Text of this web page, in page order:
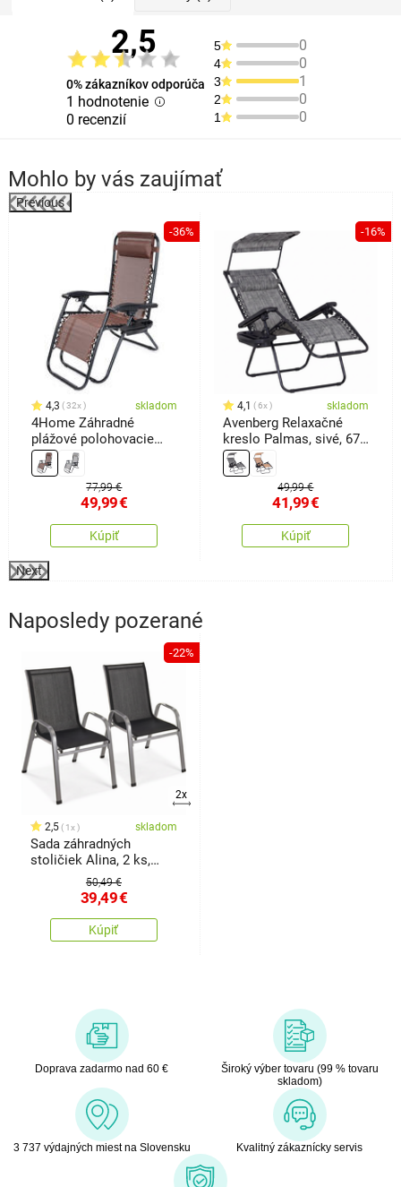
2,5
0% zákazníkov odporúča
1 hodnotenie
0 recenzií
5 0
4 0
3 1
2 0
1 0
Mohlo by vás zaujímať
Previous
-36%
4,3 32x skladom
4Home Záhradné
plážové polohovacie
kreslo Relax, hnedá
77,99 €
49,99€
Kúpiť
-16%
4,1 6x skladom
Avenberg Relaxačné
kreslo Palmas, sivé, 67
x 90 x110 cm
49,99 €
41,99€
Kúpiť
Next
Naposledy pozerané
-22%
2x
2,5 1x skladom
Sada záhradných
stoličiek Alina, 2 ks,
50,49 €
39,49€
Kúpiť
Doprava zadarmo nad 60 €
Široký výber tovaru (99 % tovaru
skladom)
3 737 výdajných miest na Slovensku Kvalitný zákaznícky servis